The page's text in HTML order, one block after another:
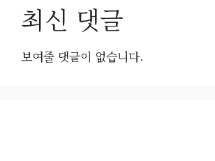
최신 댓글
보여줄 댓글이 없습니다.